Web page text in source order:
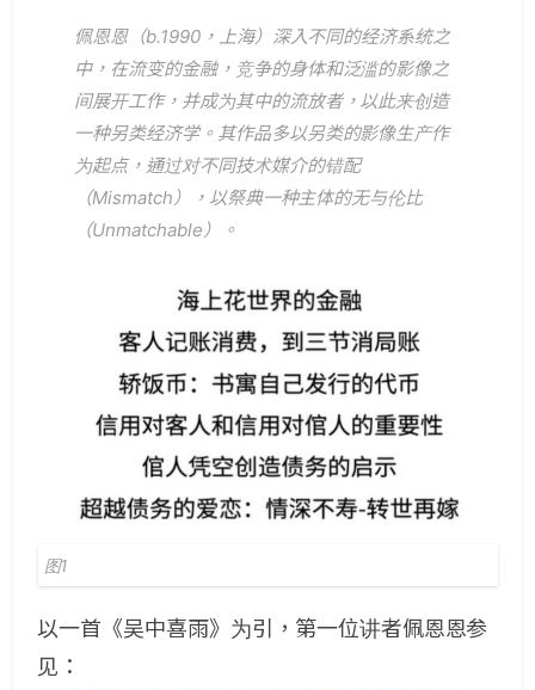
佩恩恩（b.1990，上海）深入不同的经济系统之
中，在流变的金融，竞争的身体和泛滥的影像之
间展开工作，并成为其中的流放者，以此来创造
一种另类经济学。其作品多以另类的影像生产作
为起点，通过对不同技术媒介的错配
（Mismatch），以祭典一种主体的无与伦比
（Unmatchable）。
图1
以一首《吴中喜雨》为引，第一位讲者佩恩恩参
见：